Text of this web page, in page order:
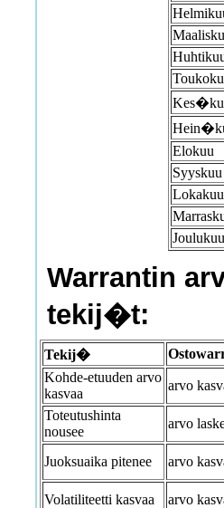
Elokuu
Syyskuu
Lokakuu
Joulukuu
Warrantin
tekij�t:
Tekij�
Kohde-etuuden arvo
kasvaa
arvo
Toteutushinta
nousee
arvo
Juoksuaika pitenee arvo
Volatiliteetti kasvaa arvo